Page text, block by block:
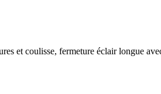
et coulisse, fermeture éclair longue